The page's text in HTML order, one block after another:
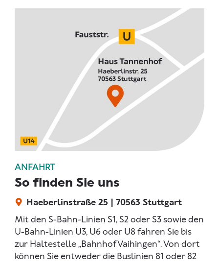
ANFAHRT
So finden Sie uns
Haeberlinstraße 25 | 70563 Stuttgart
Mit den S-Bahn-Linien S1, S2 oder S3 sowie den
U-Bahn-Linien U3, U6 oder U8 fahren Sie bis
zur Haltestelle „Bahnhof Vaihingen“. Von dort
können Sie entweder die Buslinien 81 oder 82